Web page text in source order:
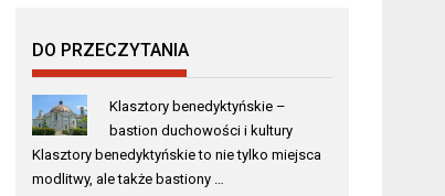
DO PRZECZYTANIA
Klasztory benedyktyńskie –
bastion duchowości i kultury
Klasztory benedyktyńskie to nie tylko miejsca
modlitwy, ale także bastiony …